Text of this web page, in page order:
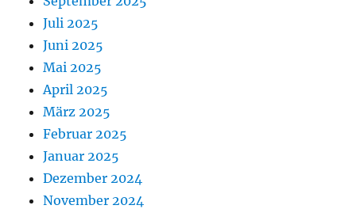
Juli 2025
Juni 2025
Mai 2025
April 2025
März 2025
Februar 2025
Januar 2025
Dezember 2024
November 2024